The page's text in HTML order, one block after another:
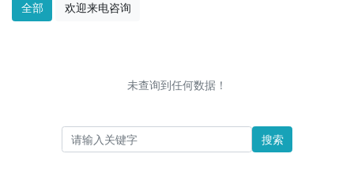
全部
欢迎来电咨询
未查询到任何数据！
搜索